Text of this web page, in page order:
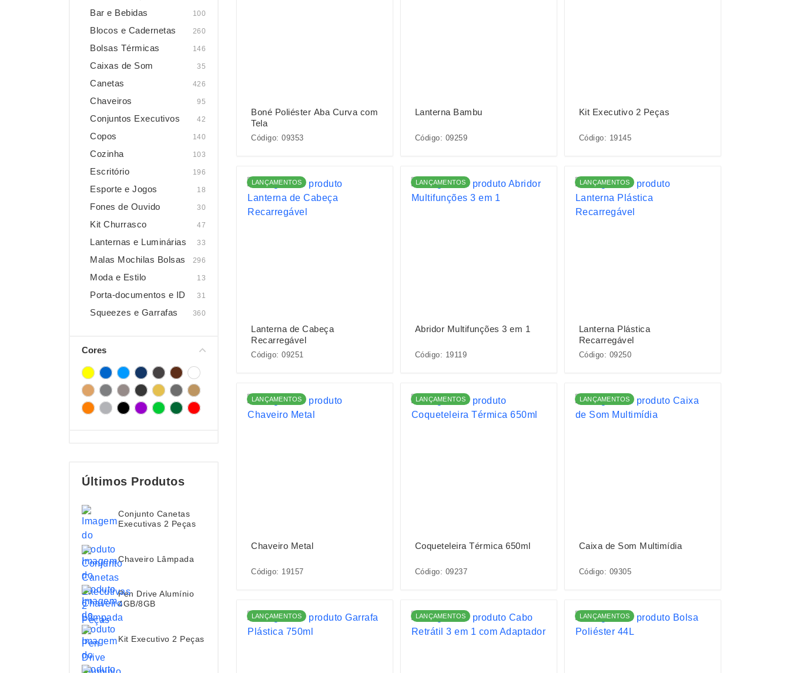
Bar e Bebidas 100
Blocos e Cadernetas 260
Bolsas Térmicas 146
Caixas de Som 35
Canetas 426
Chaveiros 95
Conjuntos Executivos 42
Copos 140
Cozinha 103
Escritório 196
Esporte e Jogos 18
Fones de Ouvido 30
Kit Churrasco 47
Lanternas e Luminárias 33
Malas Mochilas Bolsas 296
Moda e Estilo 13
Porta-documentos e ID 31
Squeezes e Garrafas 360
Cores
Últimos Produtos
Conjunto Canetas
Executivas 2 Peças
Chaveiro Lâmpada
Pen Drive Alumínio
4GB/8GB
Kit Executivo 2 Peças
Boné Poliéster Aba Curva com
Tela
Código: 09353
Lanterna Bambu
Código: 09259
Kit Executivo 2 Peças
Código: 19145
LANÇAMENTOS
Lanterna de Cabeça
Recarregável
Código: 09251
LANÇAMENTOS
Abridor Multifunções 3 em 1
Código: 19119
LANÇAMENTOS
Lanterna Plástica
Recarregável
Código: 09250
LANÇAMENTOS
Chaveiro Metal
Código: 19157
LANÇAMENTOS
Coqueteleira Térmica 650ml
Código: 09237
LANÇAMENTOS
Caixa de Som Multimídia
Código: 09305
LANÇAMENTOS LANÇAMENTOS LANÇAMENTOS